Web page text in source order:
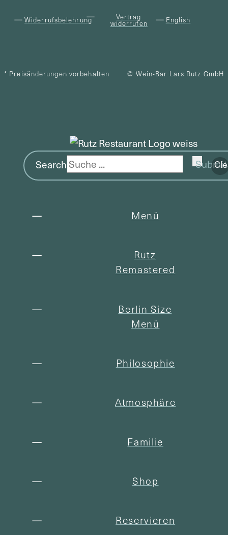
Widerrufsbelehrung Vertrag
widerrufen English
* Preisänderungen vorbehalten © Wein-Bar Lars Rutz GmbH
Search Submit
Menü
Rutz
Remastered
Berlin Size
Menü
Philosophie
Atmosphäre
Familie
Shop
Reservieren